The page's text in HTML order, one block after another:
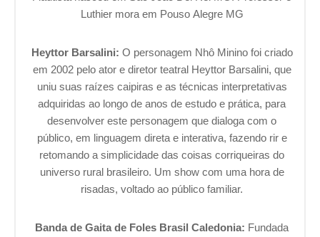
Luthier mora em Pouso Alegre MG
Heyttor Barsalini: O personagem Nhô Minino foi criado
em 2002 pelo ator e diretor teatral Heyttor Barsalini, que
uniu suas raízes caipiras e as técnicas interpretativas
adquiridas ao longo de anos de estudo e prática, para
desenvolver este personagem que dialoga com o
público, em linguagem direta e interativa, fazendo rir e
retomando a simplicidade das coisas corriqueiras do
universo rural brasileiro. Um show com uma hora de
risadas, voltado ao público familiar.
Banda de Gaita de Foles Brasil Caledonia: Fundada